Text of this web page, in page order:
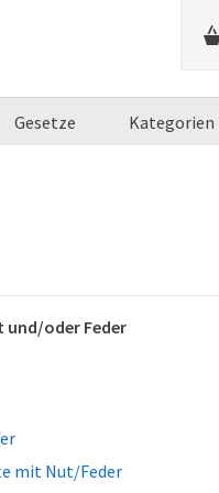
Gesetze Kategorien
oder Feder
mit Nut/Feder